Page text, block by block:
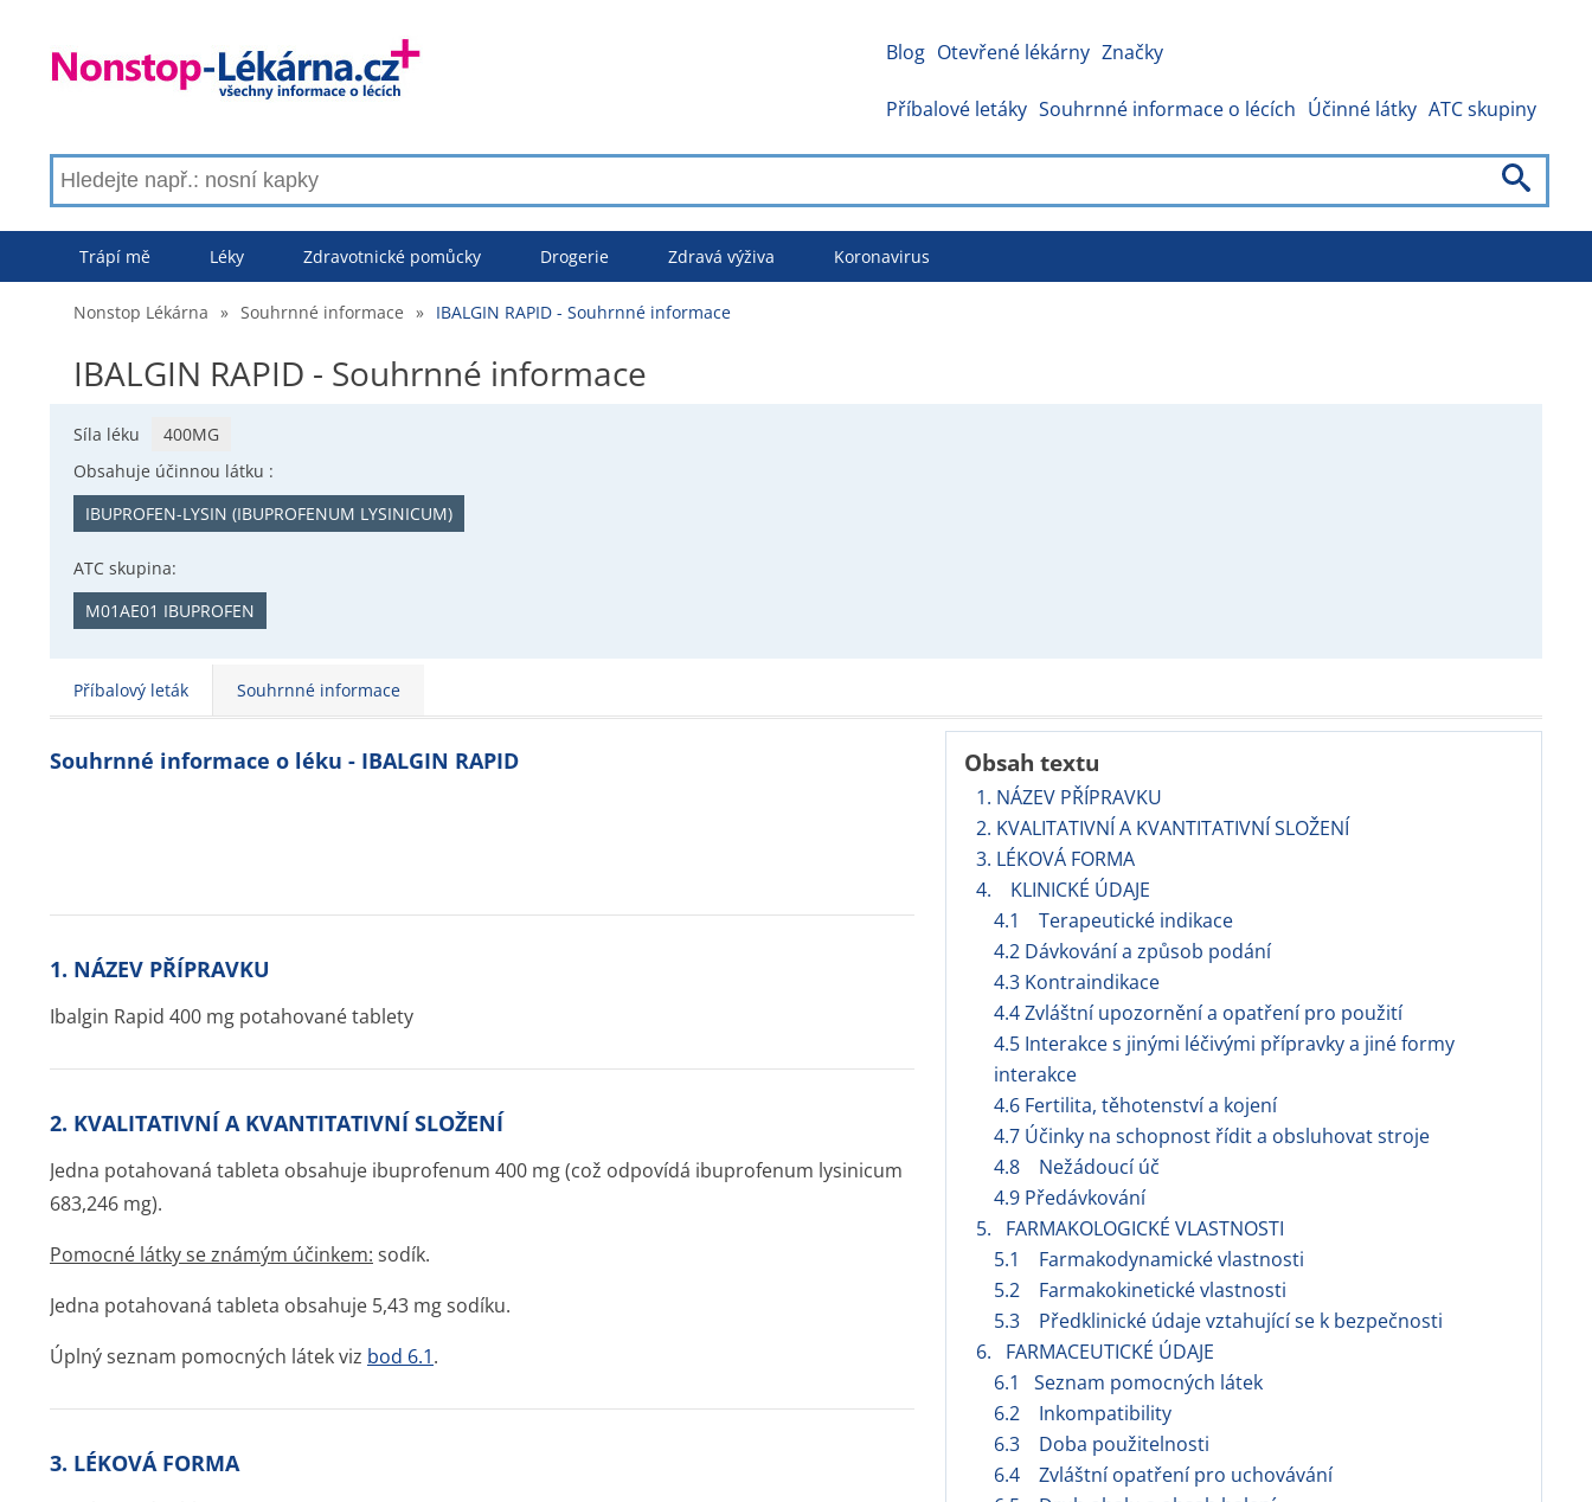
Blog Otevřené lékárny Značky
Příbalové letáky Souhrnné informace o lécích Účinné látky ATC skupiny
Trápí mě Léky Zdravotnické pomůcky Drogerie Zdravá výživa Koronavirus
Nonstop Lékárna » Souhrnné informace » IBALGIN RAPID - Souhrnné informace
IBALGIN RAPID - Souhrnné informace
Síla léku
400MG
Obsahuje účinnou látku :
IBUPROFEN-LYSIN (IBUPROFENUM LYSINICUM)
ATC skupina:
M01AE01 IBUPROFEN
Příbalový leták Souhrnné informace
Obsah textu
1. NÁZEV PŘÍPRAVKU
2. KVALITATIVNÍ A KVANTITATIVNÍ SLOŽENÍ
3. LÉKOVÁ FORMA
4. KLINICKÉ ÚDAJE
4.1 Terapeutické indikace
4.2 Dávkování a způsob podání
4.3 Kontraindikace
4.4 Zvláštní upozornění a opatření pro použití
4.5 Interakce s jinými léčivými přípravky a jiné formy
interakce
4.6 Fertilita, těhotenství a kojení
4.7 Účinky na schopnost řídit a obsluhovat stroje
4.8 Nežádoucí úč
4.9 Předávkování
5. FARMAKOLOGICKÉ VLASTNOSTI
5.1 Farmakodynamické vlastnosti
5.2 Farmakokinetické vlastnosti
5.3 Předklinické údaje vztahující se k bezpečnosti
6. FARMACEUTICKÉ ÚDAJE
6.1 Seznam pomocných látek
6.2 Inkompatibility
6.3 Doba použitelnosti
6.4 Zvláštní opatření pro uchovávání
Souhrnné informace o léku - IBALGIN RAPID
1. NÁZEV PŘÍPRAVKU
Ibalgin Rapid 400 mg potahované tablety
2. KVALITATIVNÍ A KVANTITATIVNÍ SLOŽENÍ
Jedna potahovaná tableta obsahuje ibuprofenum 400 mg (což odpovídá ibuprofenum lysinicum
683,246 mg).
Pomocné látky se známým účinkem: sodík.
Jedna potahovaná tableta obsahuje 5,43 mg sodíku.
Úplný seznam pomocných látek viz bod 6.1.
3. LÉKOVÁ FORMA